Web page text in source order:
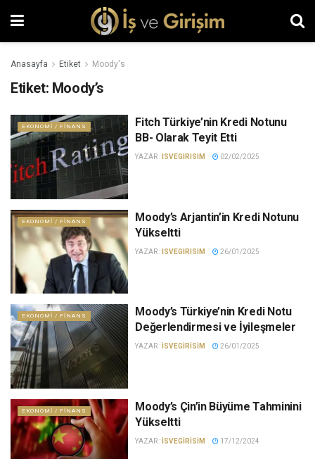
Anasayfa Etiket Moody's
Etiket: Moody’s
EKONOMI / FINANS
Fitch Türkiye’nin Kredi Notunu
BB- Olarak Teyit Etti
YAZAR :ISVEGIRISIM 02/02/2025
EKONOMI / FINANS
Moody’s Arjantin’in Kredi Notunu
Yükseltti
YAZAR :ISVEGIRISIM 26/01/2025
EKONOMI / FINANS
Moody’s Türkiye’nin Kredi Notu
Değerlendirmesi ve İyileşmeler
YAZAR :ISVEGIRISIM 26/01/2025
EKONOMI / FINANS
Moody’s Çin’in Büyüme Tahminini
Yükseltti
YAZAR :ISVEGIRISIM 17/12/2024